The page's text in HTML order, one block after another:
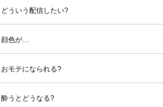
どういう配信したい?
顔色が…
おモテになられる?
酔うとどうなる?